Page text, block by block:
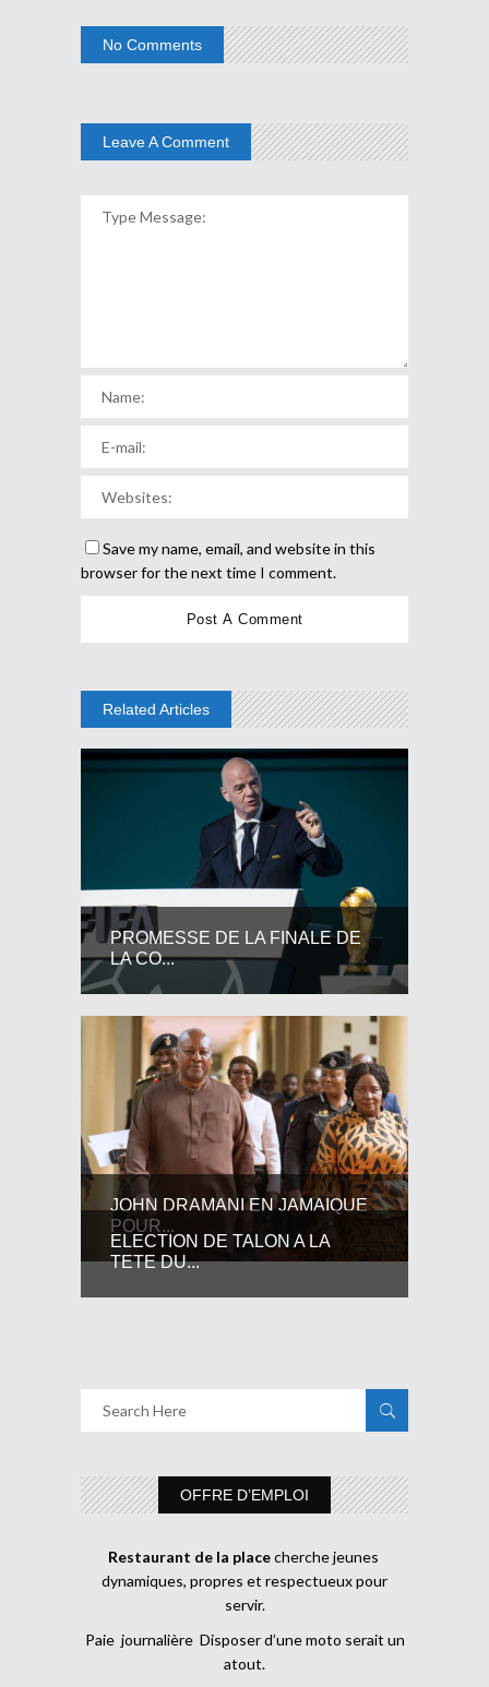
No Comments
Leave A Comment
Save my name, email, and website in this
browser for the next time I comment.
Related Articles
PROMESSE DE LA FINALE DE
LA CO...
JOHN DRAMANI EN JAMAIQUE
POUR...
ELECTION DE TALON A LA
TETE DU...
OFFRE D’EMPLOI
Restaurant de la placecherche jeunes
dynamiques, propres et respectueux pour
servir.
Paie journalière Disposer d’une moto serait un
atout.